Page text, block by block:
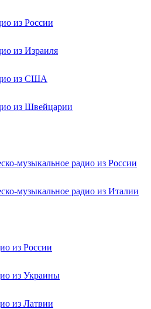
из России
из Израиля
из США
из Швейцарии
музыкальное радио из России
музыкальное радио из Италии
из России
из Украины
из Латвии